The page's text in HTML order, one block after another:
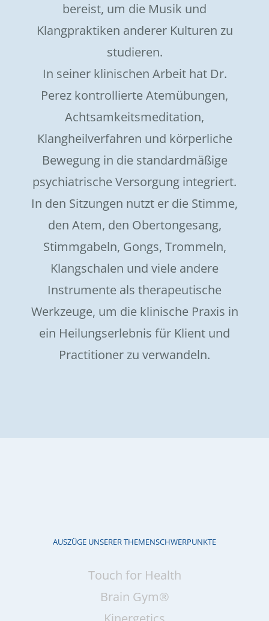
bereist, um die Musik und
Klangpraktiken anderer Kulturen zu
studieren.
In seiner klinischen Arbeit hat Dr.
Perez kontrollierte Atemübungen,
Achtsamkeitsmeditation,
Klangheilverfahren und körperliche
Bewegung in die standardmäßige
psychiatrische Versorgung integriert.
In den Sitzungen nutzt er die Stimme,
den Atem, den Obertongesang,
Stimmgabeln, Gongs, Trommeln,
Klangschalen und viele andere
Instrumente als therapeutische
Werkzeuge, um die klinische Praxis in
ein Heilungserlebnis für Klient und
Practitioner zu verwandeln.
AUSZÜGE UNSERER THEMENSCHWERPUNKTE
Touch for Health
Brain Gym®